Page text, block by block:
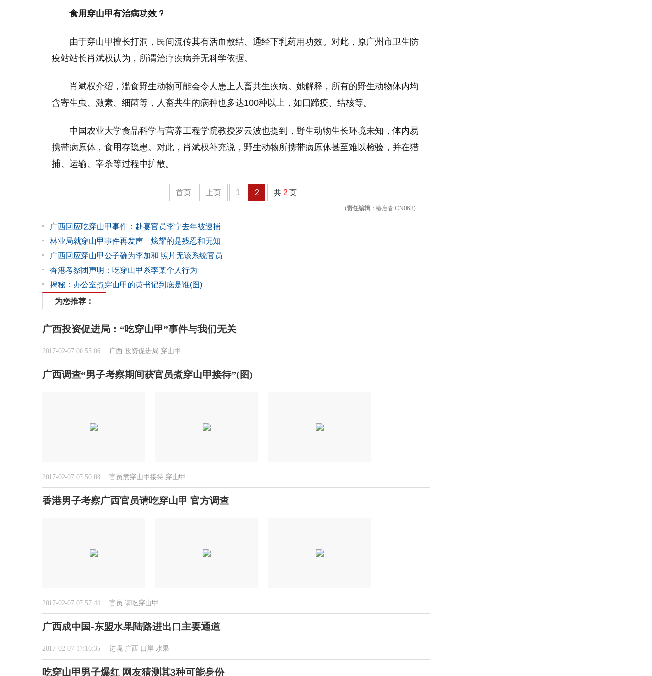
食用穿山甲有治病功效？
由于穿山甲擅长打洞，民间流传其有活血散结、通经下乳药用功效。对此，原广州市卫生防
疫站站长肖斌权认为，所谓治疗疾病并无科学依据。
肖斌权介绍，滥食野生动物可能会令人患上人畜共生疾病。她解释，所有的野生动物体内均
含寄生虫、激素、细菌等，人畜共生的病种也多达100种以上，如口蹄疫、结核等。
中国农业大学食品科学与营养工程学院教授罗云波也提到，野生动物生长环境未知，体内易
携带病原体，食用存隐患。对此，肖斌权补充说，野生动物所携带病原体甚至难以检验，并在猎
捕、运输、宰杀等过程中扩散。
首页 上页 1 2 共 2 页
(责任编辑 ：穆启春 CN063)
广西回应吃穿山甲事件：赴宴官员李宁去年被逮捕
林业局就穿山甲事件再发声：炫耀的是残忍和无知
广西回应穿山甲公子确为李加和 照片无该系统官员
香港考察团声明：吃穿山甲系李某个人行为
揭秘：办公室煮穿山甲的黄书记到底是谁(图)
为您推荐：
广西投资促进局：“吃穿山甲”事件与我们无关
2017-02-07 00:55:06 广西 投资促进局 穿山甲
广西调查“男子考察期间获官员煮穿山甲接待”(图)
2017-02-07 07:50:08 官员煮穿山甲接待 穿山甲
香港男子考察广西官员请吃穿山甲 官方调查
2017-02-07 07:57:44 官员 请吃穿山甲
广西成中国-东盟水果陆路进出口主要通道
2017-02-07 17:16:35 进境 广西 口岸 水果
吃穿山甲男子爆红 网友猜测其3种可能身份